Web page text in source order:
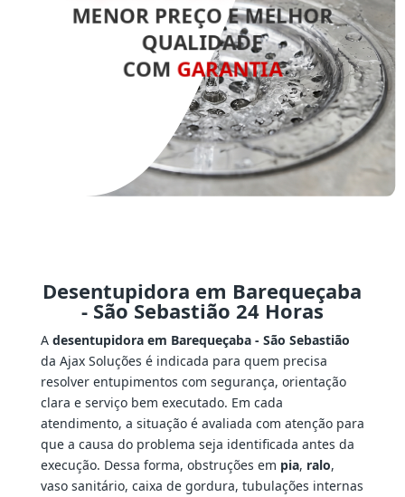
MENOR PREÇO E MELHOR
QUALIDADE
COM GARANTIA
Desentupidora em Barequeçaba
- São Sebastião 24 Horas
A desentupidora em Barequeçaba - São Sebastião
da Ajax Soluções é indicada para quem precisa
resolver entupimentos com segurança, orientação
clara e serviço bem executado. Em cada
atendimento, a situação é avaliada com atenção para
que a causa do problema seja identificada antes da
execução. Dessa forma, obstruções em pia, ralo,
vaso sanitário, caixa de gordura, tubulações internas